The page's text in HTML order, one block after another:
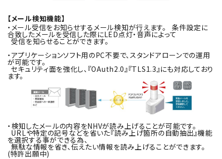
【メール検知機能】
・メール受信をお知らせするメール検知が行えます。 条件設定に
合致したメールを受信した際にLED点灯・音声によって
受信を知らせることができます。
・アプリケーションソフト用のPC不要で、スタンドアローンでの運用
が可能です。
セキュリティ面を強化し、『OAuth2.0』『TLS1.3』にも対応しており
ます。
・検知したメールの内容をNHVが読み上げることが可能です。
URLや特定の記号などを省いた『読み上げ箇所の自動抽出』機能
を選択する事ができる為、
無駄な情報を省き、伝えたい情報を読み上げることができます。
(特許出願中)